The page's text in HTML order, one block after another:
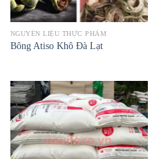
NGUYÊN LIỆU THỰC PHẨM
Bông Atiso Khô Đà Lạt